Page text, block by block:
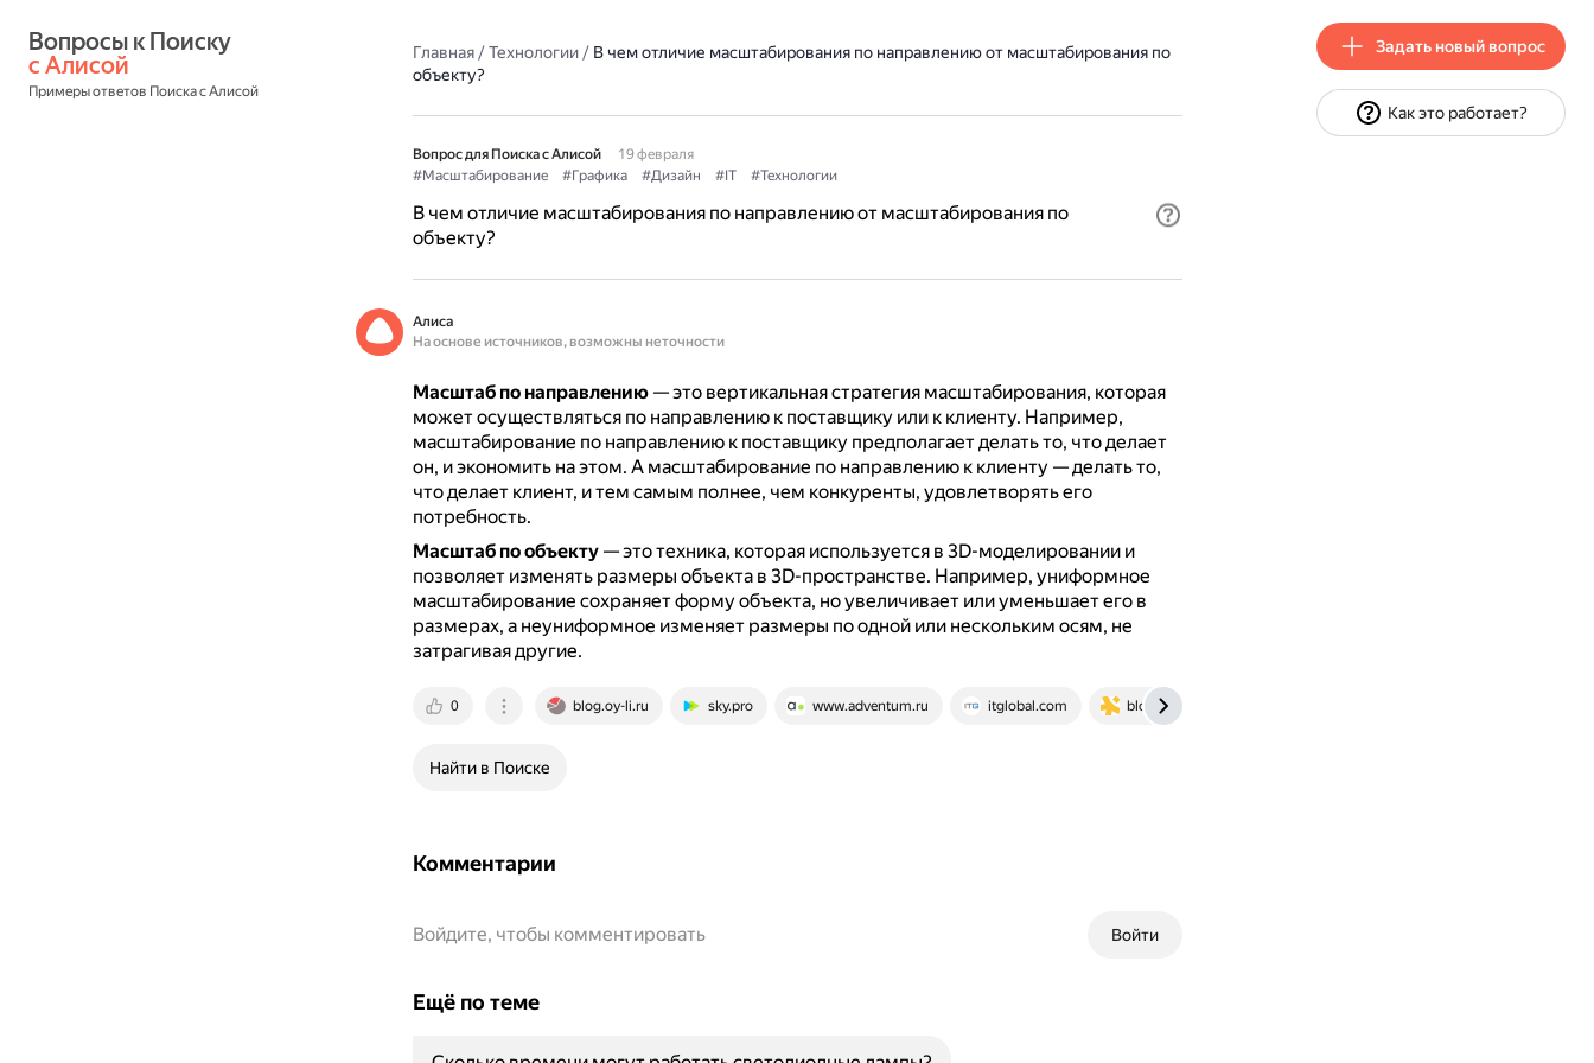
с Алисой
Примеры ответов Поиска с Алисой
Главная/Технологии/ В чем отличие масштабирования по направлению от масштабирования по
объекту?
Вопрос для Поиска с Алисой
19 февраля
#Масштабирование
#Графика #Дизайн #IT #Технологии
В чем отличие масштабирования по направлению от масштабирования по
объекту?
Алиса
На основе источников, возможны неточности
Масштаб по направлению— это вертикальная стратегия масштабирования, которая
может осуществляться по направлению к поставщику или к клиенту. Например,
масштабирование по направлению к поставщику предполагает делать то, что делает
он, и экономить на этом. А масштабирование по направлению к клиенту — делать то,
что делает клиент, и тем самым полнее, чем конкуренты, удовлетворять его
потребность.
Масштаб по объекту— это техника, которая используется в 3D-моделировании и
позволяет изменять размеры объекта в 3D-пространстве. Например, униформное
масштабирование сохраняет форму объекта, но увеличивает или уменьшает его в
размерах, а неуниформное изменяет размеры по одной или нескольким осям, не
затрагивая другие.
0 blog.oy-li.ru sky.pro www.adventum.ru itglobal.com blog.ishosting.com
Найти в Поиске
Комментарии
Войти
Войдите, чтобы комментировать
Ещё по теме
Задать новый вопрос
Как это работает?